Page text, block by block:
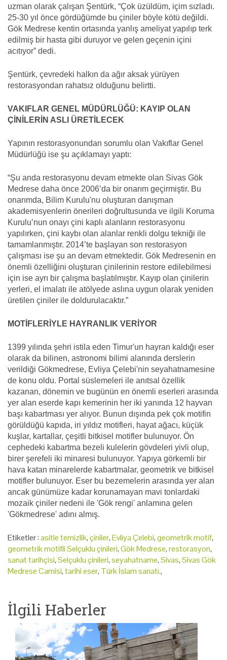
uzman olarak çalışan Şentürk, “Çok üzüldüm, içim sızladı.
25-30 yıl önce gördüğümde bu çiniler böyle kötü değildi.
Gök Medrese kentin ortasında yanlış ameliyat yapılıp terk
edilmiş bir hasta gibi duruyor ve gelen geçenin içini
acıtıyor” dedi.
Şentürk, çevredeki halkın da ağır aksak yürüyen
restorasyondan rahatsız olduğunu belirtti.
VAKIFLAR GENEL MÜDÜRLÜĞÜ: KAYIP OLAN
ÇİNİLERİN ASLI ÜRETİLECEK
Yapının restorasyonundan sorumlu olan Vakıflar Genel
Müdürlüğü ise şu açıklamayı yaptı:
“Şu anda restorasyonu devam etmekte olan Sivas Gök
Medrese daha önce 2006’da bir onarım geçirmiştir. Bu
onarımda, Bilim Kurulu'nu oluşturan danışman
akademisyenlerin önerileri doğrultusunda ve ilgili Koruma
Kurulu’nun onayı çini kaplı alanların restorasyonu
yapılırken, çini kaybı olan alanlar renkli dolgu tekniği ile
tamamlanmıştır. 2014’te başlayan son restorasyon
çalışması ise şu an devam etmektedir. Gök Medresenin en
önemli özelliğini oluşturan çinilerinin restore edilebilmesi
için ise ayrı bir çalışma başlatılmıştır. Kayıp olan çinilerin
yerleri, el imalatı ile atölyede aslına uygun olarak yeniden
üretilen çiniler ile doldurulacaktır.”
MOTİFLERİYLE HAYRANLIK VERİYOR
1399 yılında şehri istila eden Timur'un hayran kaldığı eser
olarak da bilinen, astronomi bilimi alanında derslerin
verildiği Gökmedrese, Evliya Çelebi'nin seyahatnamesine
de konu oldu. Portal süslemeleri ile anıtsal özellik
kazanan, dönemin ve bugünün en önemli eserleri arasında
yer alan eserde kapı kemerinin her iki yanında 12 hayvan
başı kabartması yer alıyor. Bunun dışında pek çok motifin
görüldüğü kapıda, iri yıldız motifleri, hayat ağacı, küçük
kuşlar, kartallar, çeşitli bitkisel motifler bulunuyor. Ön
cephedeki kabartma bezeli kulelerin gövdeleri yivli olup,
birer şerefeli iki minaresi bulunuyor. Yapıya görkemli bir
hava katan minarelerde kabartmalar, geometrik ve bitkisel
motifler bulunuyor. Eser bu bezemelerin arasında yer alan
ancak günümüze kadar korunamayan mavi tonlardaki
mozaik çiniler nedeni ile 'Gök rengi' anlamına gelen
'Gökmedrese' adını almış.
Etiketler :asitle temizlik,çiniler,Evliya Çelebi,geometrik motif,
geometrik motifli Selçuklu çinileri,Gök Medrese,restorasyon,
sanat tarihçisi,Selçuklu çinileri,seyahatname,Sivas,Sivas Gök
Medrese Camisi,tarihi eser, Türk İslam sanatı.,
İlgili Haberler